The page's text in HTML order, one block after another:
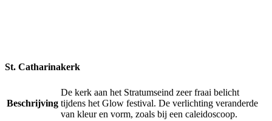
St. Catharinakerk
Beschrijving
De kerk aan het Stratumseind zeer fraai belicht
tijdens het Glow festival. De verlichting veranderde
van kleur en vorm, zoals bij een caleidoscoop.